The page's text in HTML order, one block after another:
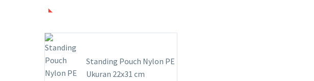
Standing Pouch Nylon PE
Ukuran 22x31 cm